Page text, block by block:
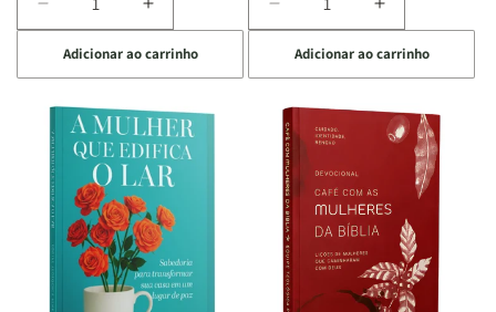
Diminuir
a
quantidade
de
Eu,
minhas
feridas
e
Deus:
o
processo
de
cura
Aumentar
a
quantidade
de
Eu,
minhas
feridas
e
Deus:
o
processo
de
cura
Adicionar ao carrinho
Diminuir
a
quantidade
de
Jogo
Bíblico
de
Cartas
Quem
Sou
Eu
Aumentar
a
quantidade
de
Jogo
Bíblico
Cartas
|
Quem
Sou
Eu
-
Adicionar ao carrinho